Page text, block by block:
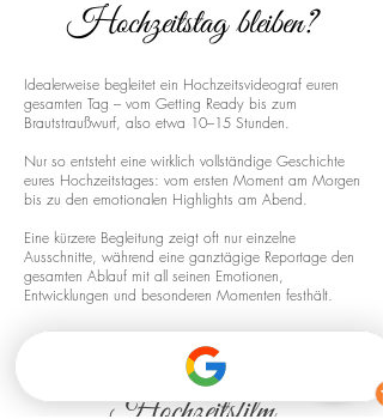
Hochzeitstag bleiben?
Idealerweise begleitet ein Hochzeitsvideograf euren
gesamten Tag – vom Getting Ready bis zum
Brautstraußwurf, also etwa 10–15 Stunden.
Nur so entsteht eine wirklich vollständige Geschichte
eures Hochzeitstages: vom ersten Moment am Morgen
bis zu den emotionalen Highlights am Abend.
Eine kürzere Begleitung zeigt oft nur einzelne
Ausschnitte, während eine ganztägige Reportage den
gesamten Ablauf mit all seinen Emotionen,
Entwicklungen und besonderen Momenten festhält.
Drohnenaufnahmen für euren